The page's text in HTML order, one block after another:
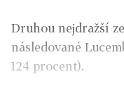
Druhou nejdražší
následované
124 procent).